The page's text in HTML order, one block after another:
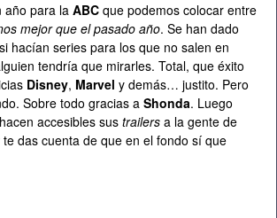
año para la ABC que podemos colocar entre
mejor que el pasado año. Se han dado
hacían series para los que no salen en
tendría que mirarles. Total, que éxito
Disney, Marvel y demás… justito. Pero
Sobre todo gracias a Shonda. Luego
accesibles sus trailers a la gente de
das cuenta de que en el fondo sí que